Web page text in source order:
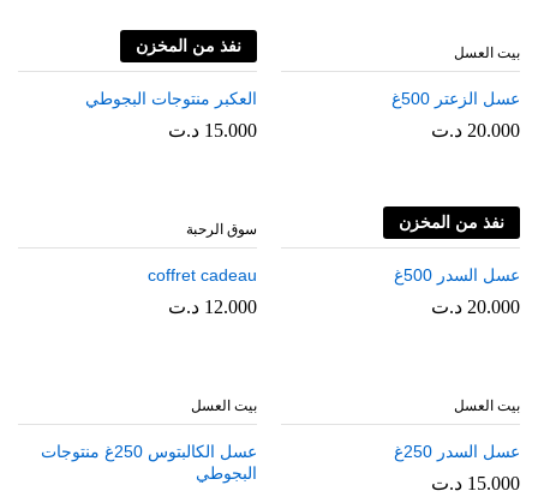
بيت العسل
عسل الزعتر 500غ
20.000 د.ت
نفذ من المخزن
بيت العسل
العكبر منتوجات البجوطي
15.000 د.ت
نفذ من المخزن
بيت العسل
عسل السدر 500غ
20.000 د.ت
سوق الرحبة
coffret cadeau
12.000 د.ت
بيت العسل
عسل السدر 250غ
15.000 د.ت
بيت العسل
عسل الكالبتوس 250غ منتوجات
البجوطي